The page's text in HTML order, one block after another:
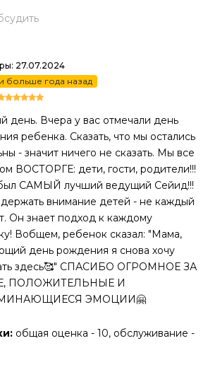
27.07.2024
больше года назад
день. Вчера у вас отмечали день
ребенка. Сказать, что мы остались
- значит ничего не сказать. Мы все
ВОСТОРГЕ: дети, гости, родители!!!
САМЫЙ лучший ведущий Сейид!!!
держать внимание детей - не каждый
Он знает подход к каждому
Вобщем, ребенок сказал: "Мама,
день рождения я снова хочу
здесь🥰" СПАСИБО ОГРОМНОЕ ЗА
ПОЛОЖИТЕЛЬНЫЕ И
ЭМОЦИИ🤗
общая оценка - 10, обслуживание -